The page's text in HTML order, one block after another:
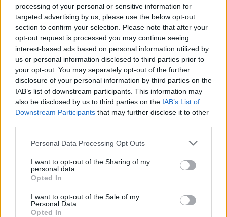
processing of your personal or sensitive information for
targeted advertising by us, please use the below opt-out
section to confirm your selection. Please note that after your
opt-out request is processed you may continue seeing
interest-based ads based on personal information utilized by
us or personal information disclosed to third parties prior to
your opt-out. You may separately opt-out of the further
disclosure of your personal information by third parties on the
IAB’s list of downstream participants. This information may
also be disclosed by us to third parties on the IAB’s List of
Downstream Participants that may further disclose it to other
Personal Data Processing Opt Outs
I want to opt-out of the Sharing of my
personal data.
Opted In
I want to opt-out of the Sale of my
Personal Data.
Opted In